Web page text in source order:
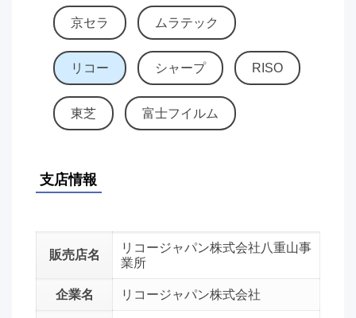
京セラ ムラテック
リコー シャープ RISO
東芝 富士フイルム
支店情報
販売店名
リコージャパン株式会社八重山事
業所
企業名 リコージャパン株式会社